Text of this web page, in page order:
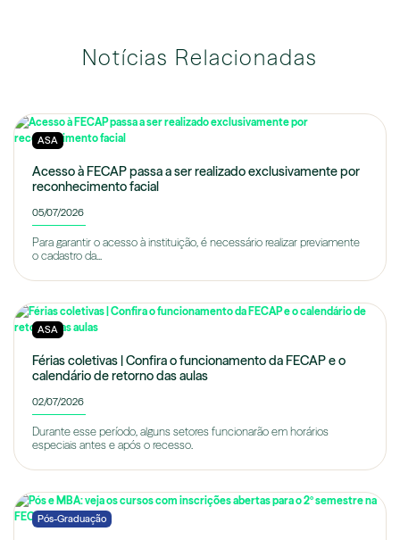
Notícias Relacionadas
ASA
Acesso à FECAP passa a ser realizado exclusivamente por
reconhecimento facial
05/07/2026
Para garantir o acesso à instituição, é necessário realizar previamente
o cadastro da...
ASA
Férias coletivas | Confira o funcionamento da FECAP e o
calendário de retorno das aulas
02/07/2026
Durante esse período, alguns setores funcionarão em horários
especiais antes e após o recesso.
Pós-Graduação